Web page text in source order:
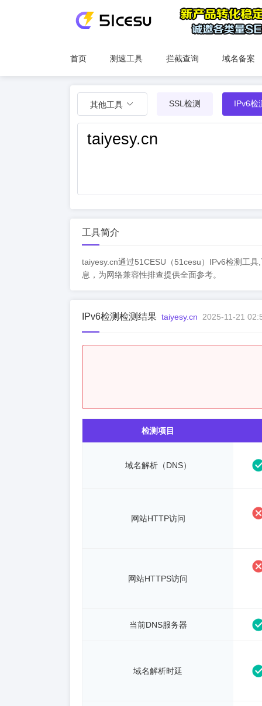
首页 测速工具 拦截查询 域名备案
其他工具 SSL检测 IPv6检
工具简介
taiyesy.cn通过51CESU（51cesu）IPv6检测工
息，为网络兼容性排查提供全面参考。
IPv6检测检测结果 taiyesy.cn 2025-11-21
检测项目
域名解析（DNS）
网站HTTP访问
网站HTTPS访问
当前DNS服务器
域名解析时延